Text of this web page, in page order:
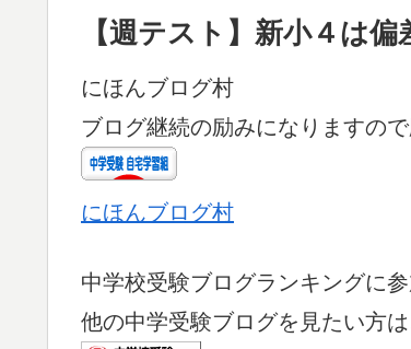
【週テスト】新小４は
にほんブログ村
ブログ継続の励みになりますの
にほんブログ村
中学校受験ブログランキングに参
他の中学受験ブログを見たい方